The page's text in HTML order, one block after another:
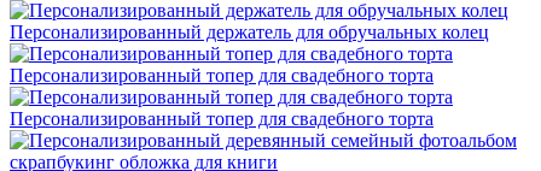
Персонализированный держатель для обручальных колец
Персонализированный топер для свадебного торта
Персонализированный топер для свадебного торта